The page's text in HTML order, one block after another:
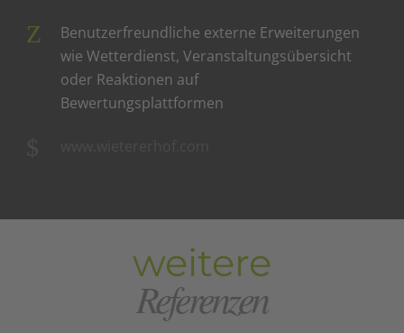
Benutzerfreundliche externe Erweiterungen
wie Wetterdienst, Veranstaltungsübersicht
oder Reaktionen auf
Bewertungsplattformen
weitere
Referenzen